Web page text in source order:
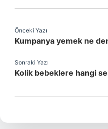
Önceki Yazı
Kumpanya yemek ne
Sonraki Yazı
Kolik bebeklere hangi